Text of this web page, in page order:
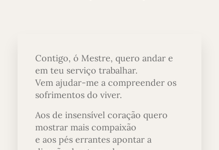
Contigo, ó Mestre, quero andar e
em teu serviço trabalhar.
Vem ajudar-me a compreender os
sofrimentos do viver.
Aos de insensível coração quero
mostrar mais compaixão
e aos pés errantes apontar a